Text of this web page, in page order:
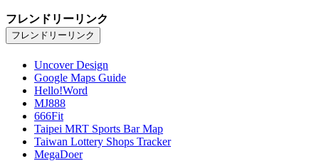
フレンドリーリンク
フレンドリーリンク
Uncover Design
Google Maps Guide
Hello!Word
MJ888
666Fit
Taipei MRT Sports Bar Map
Taiwan Lottery Shops Tracker
MegaDoer